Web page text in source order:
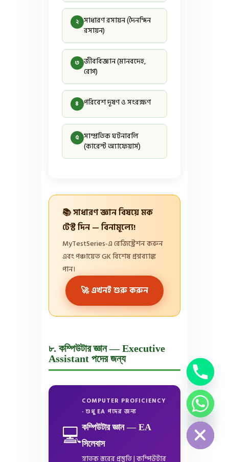
২ সাধারণ রসায়ন (দৈনন্দিন
রসায়ন)
৩ জীববিজ্ঞান (মানবদেহ,
রোগ)
৪ পরিবেশ দূষণ ও সংরক্ষণ
৫ সাম্প্রতিক ঘটনাবলি
(কারেন্ট অ্যাফেয়ার্স)
📚 সাধারণ জ্ঞান বিষয়ে মক
টেস্ট দিন — বিনামূল্যে!
MyTestSeries-এ রেজিস্ট্রেশন করুন
এবং পঞ্চায়েত GK বিশেষ প্রশ্নব্যাঙ্ক
পান।
🚀 এখনই শুরু করুন
৮. কম্পিউটার জ্ঞান — Executive
Assistant পদের জন্য
💻
COMPUTER PROFICIENCY
· শুধু EA পদের জন্য
কম্পিউটার জ্ঞান — EA
সিলেবাস
স্নাতক স্তরের প্রস্তুতি | কম্পিউটার
Hide
chaty